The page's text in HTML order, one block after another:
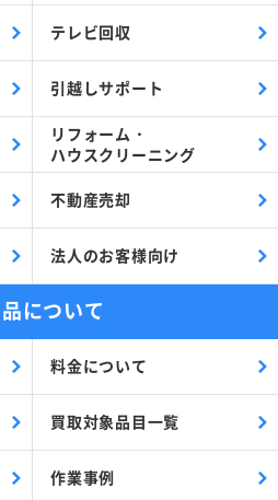
テレビ回収
引越しサポート
リフォーム・
ハウスクリーニング
不動産売却
法人のお客様向け
について
料金について
買取対象品目一覧
作業事例